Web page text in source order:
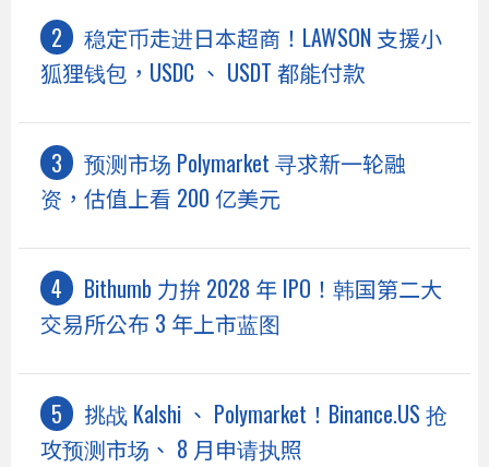
稳定币走进日本超商！LAWSON 支援小
狐狸钱包，USDC 、 USDT 都能付款
预测市场 Polymarket 寻求新一轮融
资，估值上看 200 亿美元
Bithumb 力拚 2028 年 IPO！韩国第二大
交易所公布 3 年上市蓝图
挑战 Kalshi 、 Polymarket！Binance.US 抢
攻预测市场、 8 月申请执照